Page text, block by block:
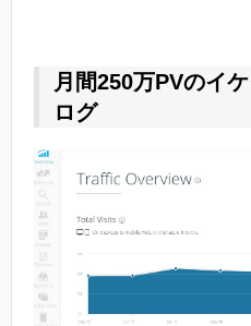
月間250万PVのイ
ログ